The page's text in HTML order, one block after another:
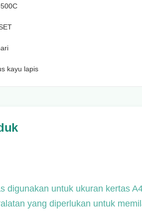
kayu lapis
digunakan untuk ukuran kertas
yang diperlukan untuk